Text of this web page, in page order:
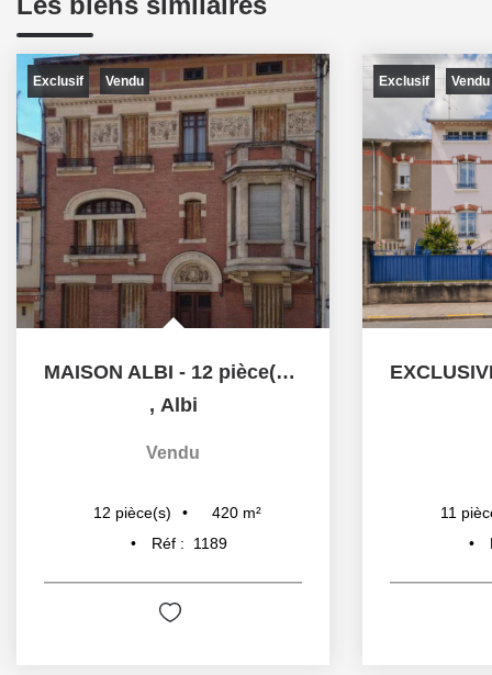
Exclusif Vendu
MAISON ALBI - 12 pièce(s) - 420 m2
, Albi
Vendu
12 pièce(s) 420 m²
Réf :
1189
Exclusif Vendu
11